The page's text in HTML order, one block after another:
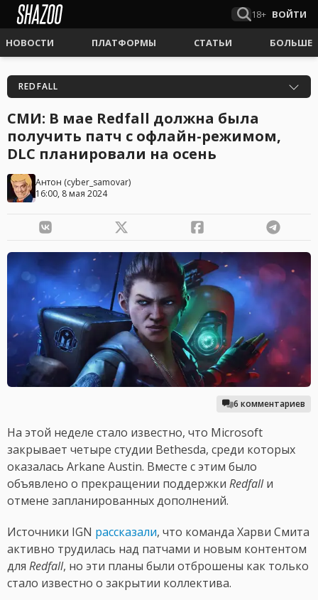
18+ ВОЙТИ
НОВОСТИ ПЛАТФОРМЫ СТАТЬИ БОЛЬШЕ
REDFALL
СМИ: В мае Redfall должна была
получить патч с офлайн-режимом,
DLC планировали на осень
Антон (cyber_samovar)
16:00, 8 мая 2024
6 комментариев
На этой неделе стало известно, что Microsoft
закрывает четыре студии Bethesda, среди которых
оказалась Arkane Austin. Вместе с этим было
объявлено о прекращении поддержки Redfallи
отмене запланированных дополнений.
Источники IGN рассказали, что команда Харви Смита
активно трудилась над патчами и новым контентом
для Redfall, но эти планы были отброшены как только
стало известно о закрытии коллектива.